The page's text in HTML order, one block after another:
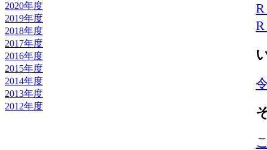
2020年度
2019年度
2018年度
2017年度
2016年度
2015年度
2014年度
2013年度
2012年度